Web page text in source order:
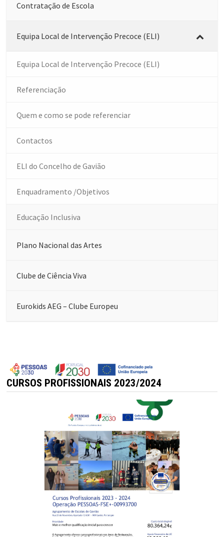
Contratação de Escola
Equipa Local de Intervenção Precoce (ELI)
Equipa Local de Intervenção Precoce (ELI)
Referenciação
Quem e como se pode referenciar
Contactos
ELI do Concelho de Gavião
Enquadramento /Objetivos
Educação Inclusiva
Plano Nacional das Artes
Clube de Ciência Viva
Eurokids AEG – Clube Europeu
CURSOS PROFISSIONAIS 2023/2024